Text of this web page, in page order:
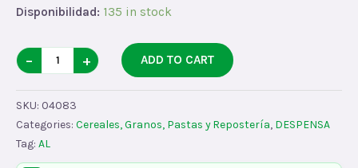
Disponibilidad: 135 in stock
AVENA
MOLI
QUAKx200x48
quantity
− + ADD TO CART
SKU: 04083
Categories: Cereales, Granos, Pastas y Repostería, DESPENSA
Tag: AL